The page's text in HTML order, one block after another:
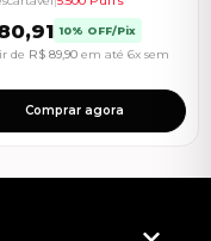
10% OFF/Pix
de R$ 89,90 em até 6x sem
Comprar agora